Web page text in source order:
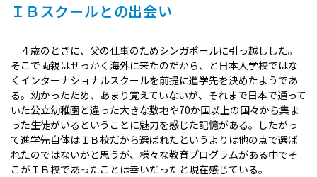
ＩＢスクールとの出会い
４歳のときに、父の仕事のためシンガポールに引っ越しした。
そこで両親はせっかく海外に来たのだから、と日本人学校ではな
くインターナショナルスクールを前提に進学先を決めたようであ
る。幼かったため、あまり覚えていないが、それまで日本で通って
いた公立幼稚園と違った大きな敷地や70か国以上の国々から集ま
った生徒がいるということに魅力を感じた記憶がある。したがっ
て進学先自体はＩＢ校だから選ばれたというよりは他の点で選ば
れたのではないかと思うが、様々な教育プログラムがある中でそ
こがＩＢ校であったことは幸いだったと現在感じている。